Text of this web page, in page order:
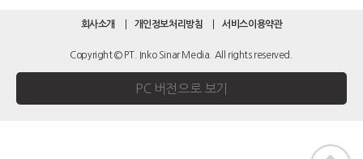
회사소개 개인정보처리방침 서비스이용약관
Copyright © PT. Inko Sinar Media. All rights reserved.
PC 버전으로 보기